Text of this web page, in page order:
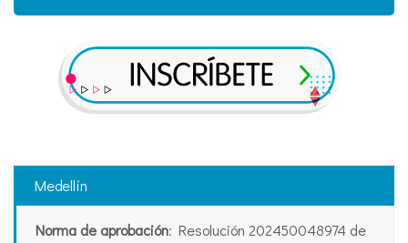
Medellín
Norma de aprobación: Resolución 202450048974 de